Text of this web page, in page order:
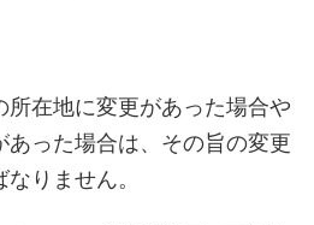
所在地に変更があった場合や
った場合は、その旨の変更
りません。